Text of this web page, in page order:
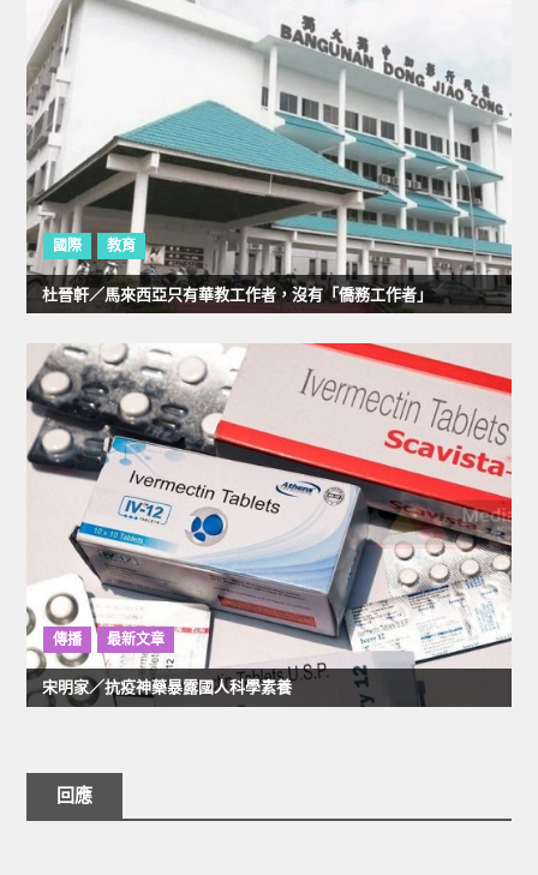
國際 教育
杜晉軒／馬來西亞只有華教工作者，沒有「僑務工作者」
傳播 最新文章
宋明家／抗疫神藥暴露國人科學素養
回應